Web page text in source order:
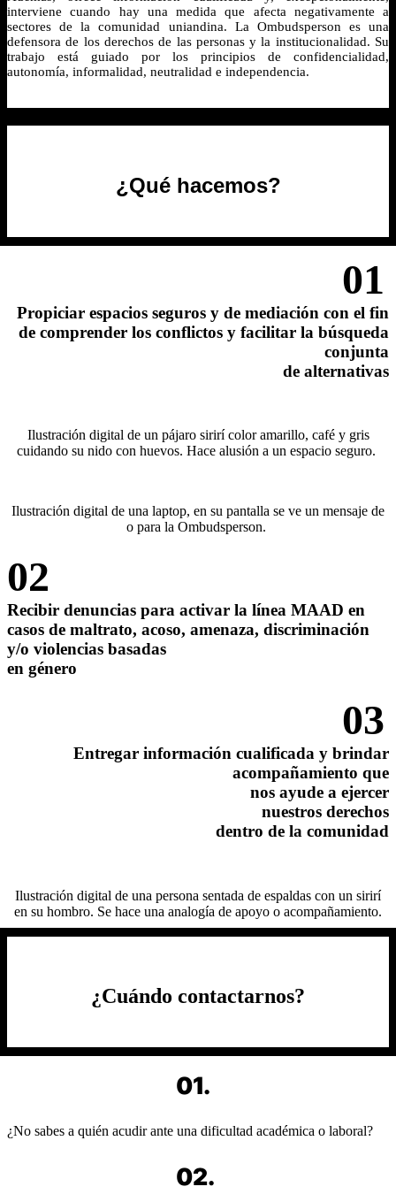
interviene cuando hay una medida que afecta negativamente a
sectores de la comunidad uniandina. La Ombudsperson es una
defensora de los derechos de las personas y la institucionalidad. Su
trabajo está guiado por los principios de confidencialidad,
autonomía, informalidad, neutralidad e independencia.
¿Qué hacemos?
01
Propiciar espacios seguros y de mediación con el fin
de comprender los conflictos y facilitar la búsqueda
conjunta
de alternativas
Ilustración digital de un pájaro sirirí color amarillo, café y gris
cuidando su nido con huevos. Hace alusión a un espacio seguro.
Ilustración digital de una laptop, en su pantalla se ve un mensaje de
o para la Ombudsperson.
02
Recibir denuncias para activar la línea MAAD en
casos de maltrato, acoso, amenaza, discriminación
y/o violencias basadas
en género
03
Entregar información cualificada y brindar
acompañamiento que
nos ayude a ejercer
nuestros derechos
dentro de la comunidad
Ilustración digital de una persona sentada de espaldas con un sirirí
en su hombro. Se hace una analogía de apoyo o acompañamiento.
¿Cuándo contactarnos?
01.
¿No sabes a quién acudir ante una dificultad académica o laboral?
02.